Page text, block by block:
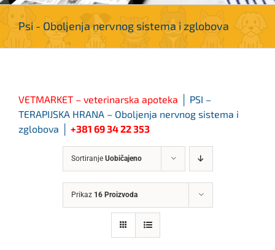
Psi - Oboljenja nervnog sistema i zglobova
VETMARKET – veterinarska apoteka │ PSI –
TERAPIJSKA HRANA – Oboljenja nervnog sistema i
zglobova
+381 69 34 22 353
Sortiranje Uobičajeno
Prikaz 16 Proizvoda